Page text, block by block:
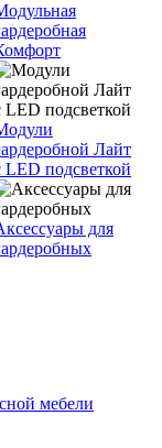
Лайт
LED подсветкой
для